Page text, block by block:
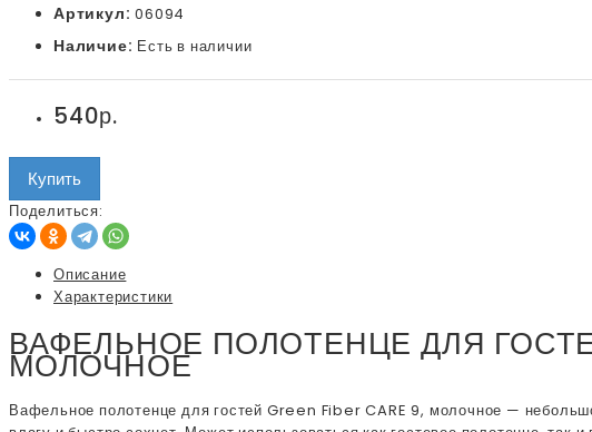
Артикул: 06094
Наличие: Есть в наличии
540р.
Купить
Поделиться:
Описание
Характеристики
ВАФЕЛЬНОЕ ПОЛОТЕНЦЕ ДЛЯ ГОСТЕЙ
МОЛОЧНОЕ
Вафельное полотенце для гостей Green Fiber CARE 9, молочное —